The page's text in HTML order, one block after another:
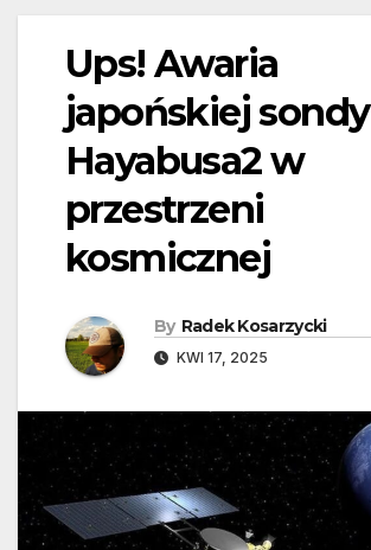
Ups! Awaria
japońskiej sondy
Hayabusa2 w
przestrzeni
kosmicznej
By Radek Kosarzycki
KWI 17, 2025